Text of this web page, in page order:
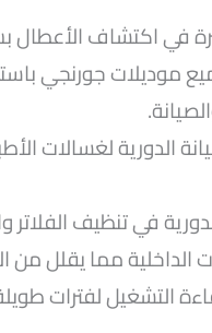
في اكتشاف الأعطال
موديلات جورنجي
الدورية لغسالات
في تنظيف الفلاتر
مما يقلل من
التشغيل لفترات